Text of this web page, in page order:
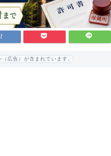
広告）が含まれています。